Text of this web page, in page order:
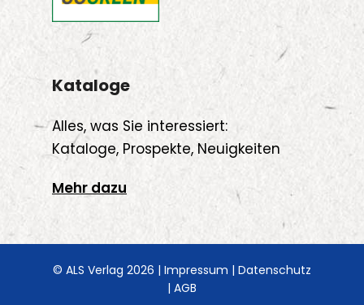
Kataloge
Alles, was Sie interessiert:
Kataloge, Prospekte, Neuigkeiten
Mehr dazu
© ALS Verlag 2026 | Impressum | Datenschutz
| AGB